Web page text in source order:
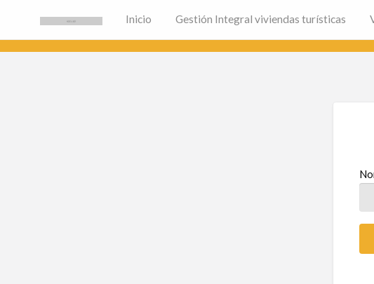
Inmobiliaria Alicante
Fincas Soria la Agencia Inmobiliaria de Alicante 🏙
Inicio Gestión Integral viviendas turísticas